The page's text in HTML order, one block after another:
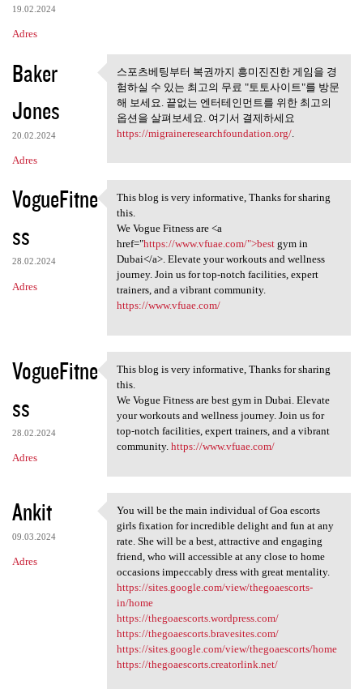
19.02.2024
Adres
Baker
Jones
20.02.2024
Adres
스포츠베팅부터 복권까지 흥미
진진한 게임을 경험하실 수
스포츠베팅부터 복권까지 흥미진진한 게임을 경
험하실 수 있는 최고의 무료 "토토사이트"를 방문
해 보세요. 끝없는 엔터테인먼트를 위한 최고의
옵션을 살펴보세요. 여기서 결제하세요
https://migraineresearchfoundation.org/.
VogueFitne
ss
28.02.2024
Adres
This blog is very informative
This blog is very informative, Thanks for sharing
this.
We Vogue Fitness are <a
href="https://www.vfuae.com/">bestgym in
Dubai</a>. Elevate your workouts and wellness
journey. Join us for top-notch facilities, expert
trainers, and a vibrant community.
https://www.vfuae.com/
VogueFitne
ss
28.02.2024
Adres
This blog is very informative
This blog is very informative, Thanks for sharing
this.
We Vogue Fitness are best gym in Dubai. Elevate
your workouts and wellness journey. Join us for
top-notch facilities, expert trainers, and a vibrant
community. https://www.vfuae.com/
Ankit
09.03.2024
Adres
You will be the main
You will be the main individual of Goa escorts
girls fixation for incredible delight and fun at any
rate. She will be a best, attractive and engaging
friend, who will accessible at any close to home
occasions impeccably dress with great mentality.
https://sites.google.com/view/thegoaescorts-
in/home
https://thegoaescorts.wordpress.com/
https://thegoaescorts.bravesites.com/
https://sites.google.com/view/thegoaescorts/home
https://thegoaescorts.creatorlink.net/